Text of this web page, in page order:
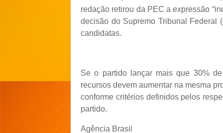
redação retirou da PEC a expressão
decisão do Supremo Tribunal Federal
candidatas.
Se o partido lançar mais que 30%
recursos devem aumentar na mesma
conforme critérios definidos pelos
partido.
Agência Brasil